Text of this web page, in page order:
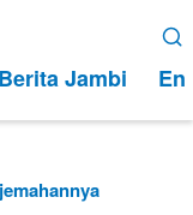
Berita Jambi